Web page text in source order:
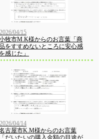
2026/04/15
牧市M.K様からのお言葉「商
をすすめないところに安心感
を感じた」
2026/04/14
古屋市K.M様からのお言葉
「だいたいの購入金額の目途が